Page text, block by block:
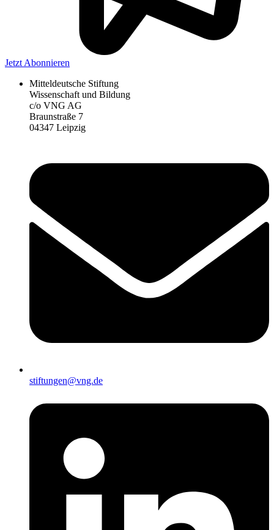
Jetzt Abonnieren
Mitteldeutsche Stiftung
Wissenschaft und Bildung
c/o VNG AG
Braunstraße 7
04347 Leipzig
stiftungen@vng.de